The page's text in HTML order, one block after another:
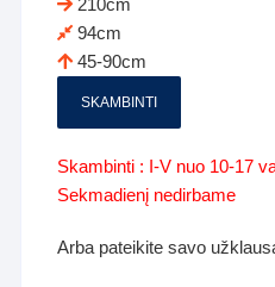
210cm
94cm
45-90cm
SKAMBINTI
Skambinti : I-V nuo 10-17
Sekmadienį nedirbame
Arba pateikite savo